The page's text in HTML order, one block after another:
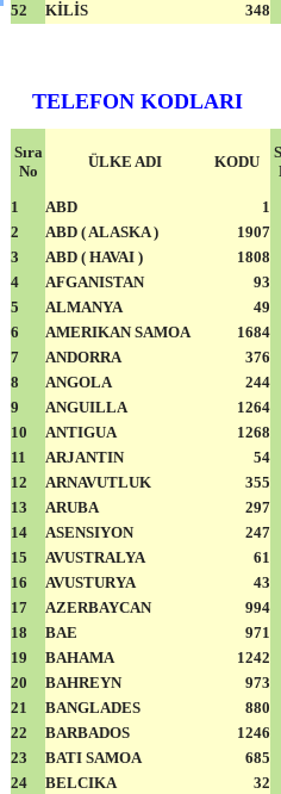
52
KİLİS 348
TELEFON KODLARI
Sıra
No
ÜLKE ADI KODU
1
ABD
1
2
ABD ( ALASKA )
1907
3
ABD ( HAVAI )
1808
4
AFGANISTAN
93
5
ALMANYA
49
6
AMERIKAN SAMOA
1684
7
ANDORRA
376
8
ANGOLA
244
9
ANGUILLA
1264
10
ANTIGUA
1268
11
ARJANTIN
54
12
ARNAVUTLUK
355
13
ARUBA
297
14
ASENSIYON
247
15
AVUSTRALYA
61
16
AVUSTURYA
43
17
AZERBAYCAN
994
18
BAE
971
19
BAHAMA
1242
20
BAHREYN
973
21
BANGLADES
880
22
BARBADOS
1246
23
BATI SAMOA
685
24
BELCIKA
32